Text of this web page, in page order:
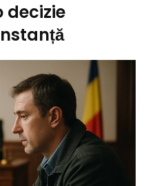
decizie